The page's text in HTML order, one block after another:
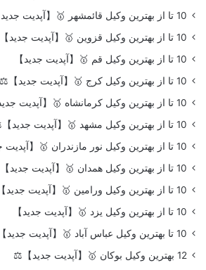
10 تا از بهترین وکیل قائمشهر 🥇【آپدیت جدید】
10 تا از بهترین وکیل قزوین 🥇【آپدیت جدید】⚖️
10 تا از بهترین وکیل قم 🥇【آپدیت جدید】
10 تا از بهترین وکیل کرج 🥇【آپدیت جدید】⚖️
10 تا از بهترین وکیل کرمانشاه 🥇【آپدیت جدید】
10 تا از بهترین وکیل مشهد 🥇【آپدیت جدید】⚖️
10 تا از بهترین وکیل نور مازندران 🥇【آپدیت جدید】
10 تا از بهترین وکیل همدان 🥇【آپدیت جدید】
10 تا از بهترین وکیل ورامین 🥇【آپدیت جدید】
10 تا از بهترین وکیل یزد 🥇【آپدیت جدید】
10 تا بهترین وکیل عباس آباد 🥇【آپدیت جدید】⚖️
12 بهترین وکیل بوکان 🥇【آپدیت جدید】⚖️